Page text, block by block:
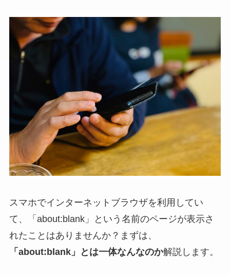
スマホでインターネットブラウザを利用してい
て、「about:blank」という名前のページが表示さ
れたことはありませんか？まずは、
「about:blank」とは一体なんなのか解説します。